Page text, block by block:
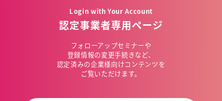
Login with Your Account
認定事業者専用ページ
フォローアップセミナーや
登録情報の変更手続きなど、
認定済みの企業様向けコンテンツを
ご覧いただけます。